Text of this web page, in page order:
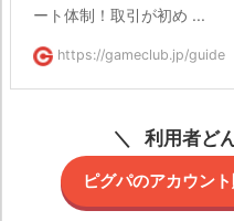
ート体制！取引が初め ...
https://gameclub.jp/guide
利用者ど
ピグパのアカウン